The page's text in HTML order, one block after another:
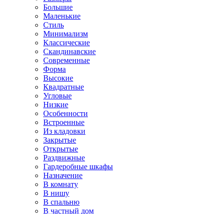
Большие
Маленькие
Стиль
Минимализм
Классические
Скандинавские
Современные
Форма
Высокие
Квадратные
Угловые
Низкие
Особенности
Встроенные
Из кладовки
Закрытые
Открытые
Раздвижные
Гардеробные шкафы
Назначение
В комнату
В нишу
В спальню
В частный дом